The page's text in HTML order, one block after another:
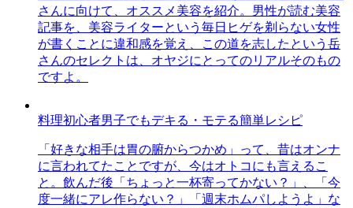
さんに向けて、オススメ美容を紹介。男性が読む美容
記事を、美容ライターという毎日ヒゲを剃らない女性
が書くことに違和感を覚え、この道を志したという岳
さんのセレクトは、オヤジにとってのリアルそのもの
ですよ。
料理初心者男子でもデキる・モテる簡単レシピ
「好きな相手は胃の腑からつかめ」って、昔はオンナ
に言われてたことですが、今はオトコにも言えるこ
と。飲んだ後「ちょっと一杯寄ってかない？」、「今
度一緒にアレ作らない？」「週末ホムパしようよ」な